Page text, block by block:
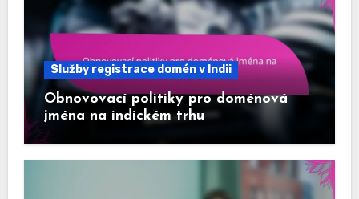
Služby registrace domén v Indii
Obnovovací politiky pro doménová
jména na indickém trhu